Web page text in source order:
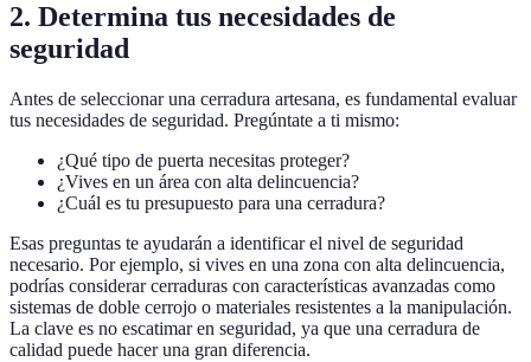
2. Determina tus necesidades de
seguridad
Antes de seleccionar una cerradura artesana, es fundamental evaluar
tus necesidades de seguridad. Pregúntate a ti mismo:
¿Qué tipo de puerta necesitas proteger?
¿Vives en un área con alta delincuencia?
¿Cuál es tu presupuesto para una cerradura?
Esas preguntas te ayudarán a identificar el nivel de seguridad
necesario. Por ejemplo, si vives en una zona con alta delincuencia,
podrías considerar cerraduras con características avanzadas como
sistemas de doble cerrojo o materiales resistentes a la manipulación.
La clave es no escatimar en seguridad, ya que una cerradura de
calidad puede hacer una gran diferencia.